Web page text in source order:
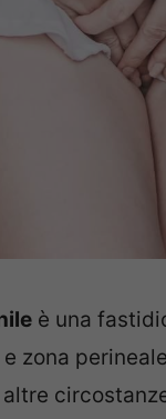
è una
zona